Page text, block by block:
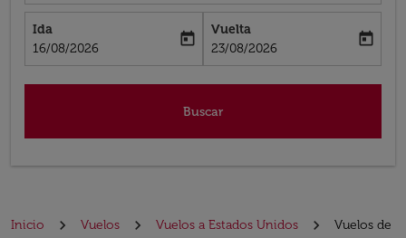
Ida
fc-booking-departure-date-aria-label
16/08/2026
today
Vuelta
fc-booking-return-date-aria-label
23/08/2026
today
Buscar
Inicio Vuelos Vuelos a Estados Unidos
Vuelos de